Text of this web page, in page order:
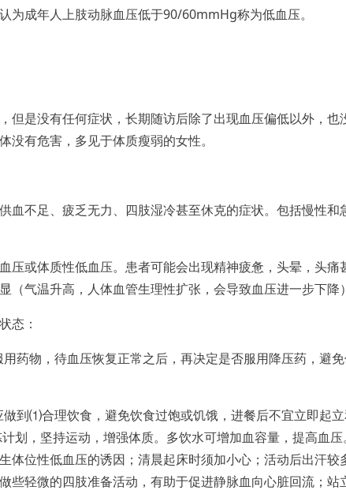
为成年人上肢动脉血压低于90/60mmHg称为低血压。
但是没有任何症状，长期随访后除了出现血压偏低以外，也
有危害，多见于体质瘦弱的女性。
血不足、疲乏无力、四肢湿冷甚至休克的症状。包括慢性和
压或体质性低血压。患者可能会出现精神疲惫，头晕，头痛
（气温升高，人体血管生理性扩张，会导致血压进一步下降
态：
药物，待血压恢复正常之后，再决定是否服用降压药，避
到⑴合理饮食，避免饮食过饱或饥饿，进餐后不宜立即起
划，坚持运动，增强体质。多饮水可增加血容量，提高血压
位性低血压的诱因；清晨起床时须加小心；活动后出汗较
些轻微的四肢准备活动，有助于促进静脉血向心脏回流；站